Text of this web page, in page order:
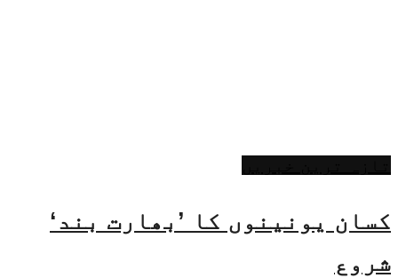
کسان یونینوں کا ’بھارت بند‘
شروع